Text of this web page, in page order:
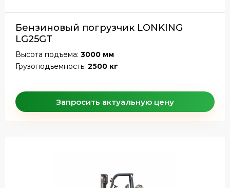
Бензиновый погрузчик LONKING
LG25GT
Высота подъема: 3000 мм
Грузоподъемность: 2500 кг
Запросить актуальную цену